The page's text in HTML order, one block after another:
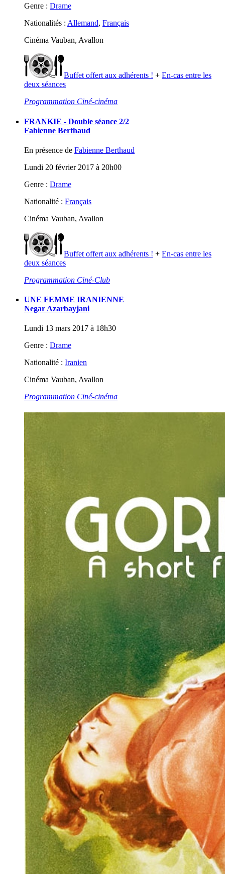
Genre : Drame
Nationalités : Allemand, Français
Cinéma Vauban, Avallon
Buffet offert aux adhérents ! + En-cas entre les
deux séances
Programmation Ciné-cinéma
FRANKIE - Double séance 2/2
Fabienne Berthaud
En présence de Fabienne Berthaud
Lundi 20 février 2017 à 20h00
Genre : Drame
Nationalité : Français
Cinéma Vauban, Avallon
Buffet offert aux adhérents ! + En-cas entre les
deux séances
Programmation Ciné-Club
UNE FEMME IRANIENNE
Negar Azarbayjani
Lundi 13 mars 2017 à 18h30
Genre : Drame
Nationalité : Iranien
Cinéma Vauban, Avallon
Programmation Ciné-cinéma